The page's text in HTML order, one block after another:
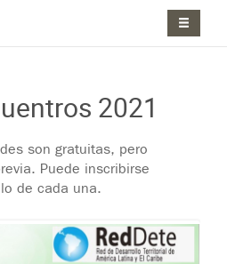
2021
son gratuitas, pero
Puede inscribirse
de cada una.